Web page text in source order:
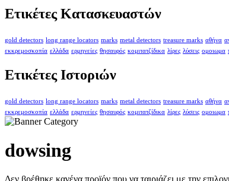
Ετικέτες Κατασκευαστών
gold detectors long range locators marks metal detectors treasure marks αθήνα
εκκρεμοσκοπία ελλάδα ερμηνείες θησαυρός κομιτατζίδικα λίρες λύσεις ομοιωμα
Ετικέτες Ιστοριών
gold detectors long range locators marks metal detectors treasure marks αθήνα
εκκρεμοσκοπία ελλάδα ερμηνείες θησαυρός κομιτατζίδικα λίρες λύσεις ομοιωμα
dowsing